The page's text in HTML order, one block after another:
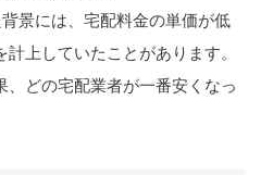
景には、宅配料金の単価が低
上していたことがあります。
どの宅配業者が一番安くなっ